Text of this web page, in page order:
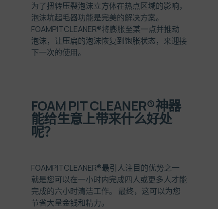
为了扭转压裂泡沫立方体在热点区域的影响，
泡沫坑起毛器功能是完美的解决方案。
FOAMPITCLEANER®将膨胀至某一点并推动
泡沫，让压扁的泡沫恢复到饱胀状态，来迎接
下一次的使用。
FOAM PIT CLEANER®神器
能给生意上带来什么好处
呢？
FOAMPITCLEANER®最引人注目的优势之一
就是您可以在一小时内完成四人或更多人才能
完成的六小时清洁工作。 最终，这可以为您
节省大量金钱和精力。